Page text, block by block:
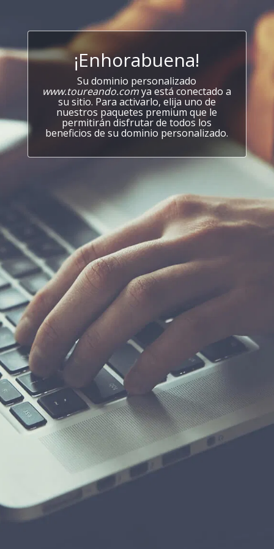
¡Enhorabuena!
Su dominio personalizado
www.toureando.comya está conectado a
su sitio. Para activarlo, elija uno de
nuestros paquetes premium que le
permitirán disfrutar de todos los
beneficios de su dominio personalizado.